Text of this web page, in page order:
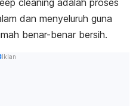
cleaning adalah proses
dan menyeluruh guna
benar-benar bersih.
Iklan